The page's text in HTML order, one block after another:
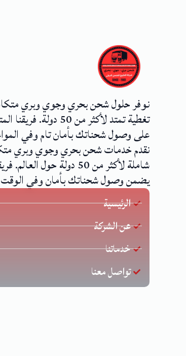
نوفر حلول شحن بحري وجوي وبري
تغطية تمتد لأكثر من 50
على وصول شحناتك بأمان تام وفي
نقدم خدمات شحن بحري وجوي وبري
شاملة لأكثر من 50 دولة حول
يضمن وصول شحناتك بأمان وفي الوقت
الرئيسية
عن الشركة
خدماتنا
تواصل معنا